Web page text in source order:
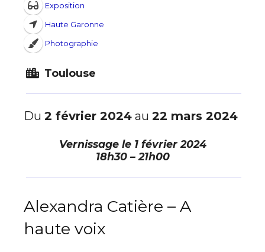
Exposition
Haute Garonne
Photographie
Toulouse
Du 2 février 2024 au 22 mars 2024
Vernissage le 1 février 2024
18h30 – 21h00
Alexandra Catière – A
haute voix